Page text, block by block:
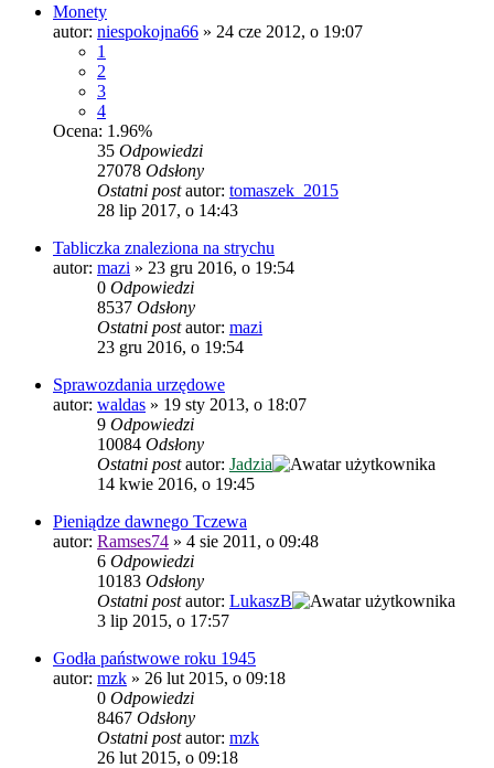
Monety
autor: niespokojna66 » 24 cze 2012, o 19:07
1
2
3
4
Ocena: 1.96%
35 Odpowiedzi
27078 Odsłony
Ostatni postautor: tomaszek_2015
28 lip 2017, o 14:43
Tabliczka znaleziona na strychu
autor: mazi » 23 gru 2016, o 19:54
0 Odpowiedzi
8537 Odsłony
Ostatni postautor: mazi
23 gru 2016, o 19:54
Sprawozdania urzędowe
autor: waldas » 19 sty 2013, o 18:07
9 Odpowiedzi
10084 Odsłony
Ostatni postautor: Jadzia
14 kwie 2016, o 19:45
Pieniądze dawnego Tczewa
autor: Ramses74 » 4 sie 2011, o 09:48
6 Odpowiedzi
10183 Odsłony
Ostatni postautor: LukaszB
3 lip 2015, o 17:57
Godła państwowe roku 1945
autor: mzk » 26 lut 2015, o 09:18
0 Odpowiedzi
8467 Odsłony
Ostatni postautor: mzk
26 lut 2015, o 09:18